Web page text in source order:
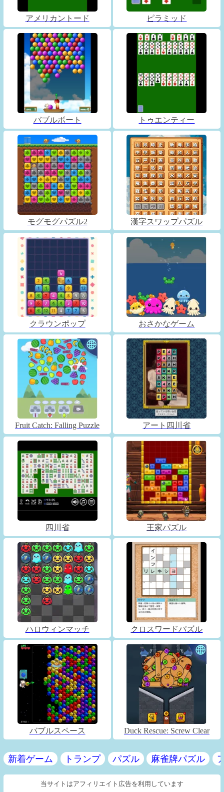
アメリカントード ピラミッド
バブルボート トゥエンティー
モグモグパズル2 漢字スワップパズル
クラウンポップ おさかなゲーム
Fruit Catch: Falling Puzzle アート四川省
四川省 王家パズル
ハロウィンマッチ クロスワードパズル
バブルスペース Duck Rescue: Screw Clear
新着ゲーム トランプ パズル 麻雀牌パズル
当サイトはアフィリエイト広告を利用しています